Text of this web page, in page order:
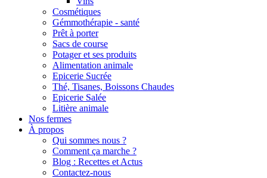
Cosmétiques
Gémmothérapie - santé
Prêt à porter
Sacs de course
Potager et ses produits
Alimentation animale
Epicerie Sucrée
Thé, Tisanes, Boissons Chaudes
Epicerie Salée
Litière animale
Nos fermes
À propos
Qui sommes nous ?
Comment ça marche ?
Blog : Recettes et Actus
Contactez-nous